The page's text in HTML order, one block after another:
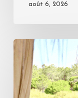
août 6, 2026